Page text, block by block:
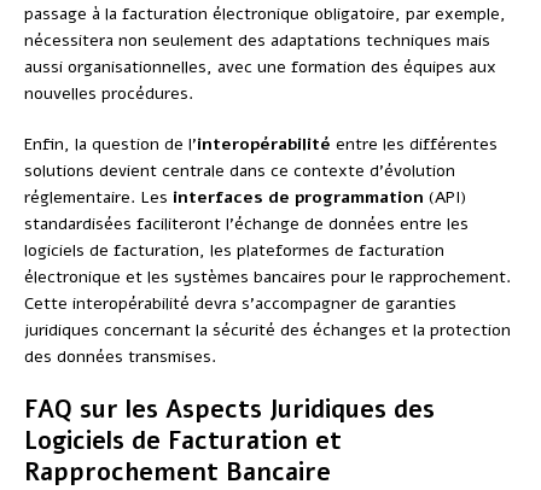
passage à la facturation électronique obligatoire, par exemple,
nécessitera non seulement des adaptations techniques mais
aussi organisationnelles, avec une formation des équipes aux
nouvelles procédures.
Enfin, la question de l’interopérabilité entre les différentes
solutions devient centrale dans ce contexte d’évolution
réglementaire. Les interfaces de programmation (API)
standardisées faciliteront l’échange de données entre les
logiciels de facturation, les plateformes de facturation
électronique et les systèmes bancaires pour le rapprochement.
Cette interopérabilité devra s’accompagner de garanties
juridiques concernant la sécurité des échanges et la protection
des données transmises.
FAQ sur les Aspects Juridiques des
Logiciels de Facturation et
Rapprochement Bancaire